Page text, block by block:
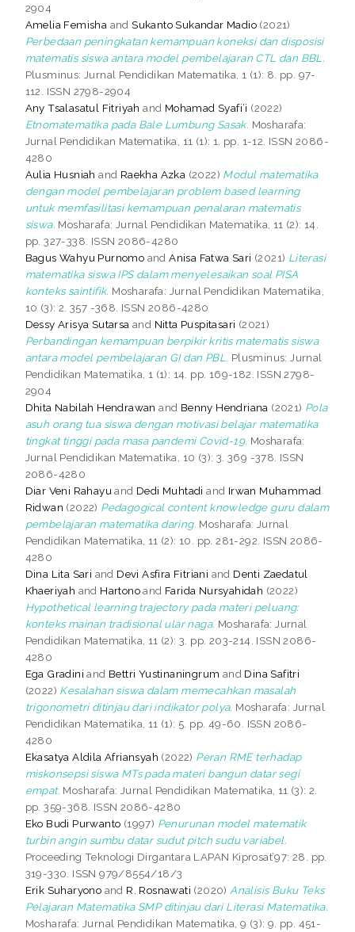
2904
Amelia Femisha andSukanto Sukandar Madio (2021)
Perbedaan peningkatan kemampuan koneksi dan disposisi
matematis siswa antara model pembelajaran CTL dan BBL.
Plusminus: Jurnal Pendidikan Matematika, 1 (1): 8. pp. 97-
112. ISSN 2798-2904
Any Tsalasatul Fitriyah and Mohamad Syafi’i (2022)
Etnomatematika pada Bale Lumbung Sasak. Mosharafa:
Jurnal Pendidikan Matematika, 11 (1): 1. pp. 1-12. ISSN 2086-
4280
Aulia Husniah and Raekha Azka (2022) Modul matematika
dengan model pembelajaran problem based learning
untuk memfasilitasi kemampuan penalaran matematis
siswa. Mosharafa: Jurnal Pendidikan Matematika, 11 (2): 14.
pp. 327-338. ISSN 2086-4280
Bagus Wahyu Purnomo andAnisa Fatwa Sari (2021) Literasi
matematika siswa IPS dalam menyelesaikan soal PISA
konteks saintifik. Mosharafa: Jurnal Pendidikan Matematika,
10 (3): 2. 357 -368. ISSN 2086-4280
Dessy Arisya Sutarsa and Nitta Puspitasari (2021)
Perbandingan kemampuan berpikir kritis matematis siswa
antara model pembelajaran GI dan PBL. Plusminus: Jurnal
Pendidikan Matematika, 1 (1): 14. pp. 169-182. ISSN 2798-
2904
Dhita Nabilah Hendrawan and Benny Hendriana (2021) Pola
asuh orang tua siswa dengan motivasi belajar matematika
tingkat tinggi pada masa pandemi Covid-19. Mosharafa:
Jurnal Pendidikan Matematika, 10 (3): 3. 369 -378. ISSN
2086-4280
Diar Veni Rahayu and Dedi Muhtadi and Irwan Muhammad
Ridwan (2022) Pedagogical content knowledge guru dalam
pembelajaran matematika daring. Mosharafa: Jurnal
Pendidikan Matematika, 11 (2): 10. pp. 281-292. ISSN 2086-
4280
Dina Lita Sari and Devi Asfira Fitriani and Denti Zaedatul
Khaeriyah and Hartonoand Farida Nursyahidah (2022)
Hypothetical learning trajectory pada materi peluang:
konteks mainan tradisional ular naga. Mosharafa: Jurnal
Pendidikan Matematika, 11 (2): 3. pp. 203-214. ISSN 2086-
4280
Ega Gradini and Bettri Yustinaningrum and Dina Safitri
(2022) Kesalahan siswa dalam memecahkan masalah
trigonometri ditinjau dari indikator polya. Mosharafa: Jurnal
Pendidikan Matematika, 11 (1): 5. pp. 49-60. ISSN 2086-
4280
Ekasatya Aldila Afriansyah (2022) Peran RME terhadap
miskonsepsi siswa MTs pada materi bangun datar segi
empat. Mosharafa: Jurnal Pendidikan Matematika, 11 (3): 2.
pp. 359-368. ISSN 2086-4280
Eko Budi Purwanto (1997) Penurunan model matematik
turbin angin sumbu datar sudut pitch sudu variabel.
Proceeding Teknologi Dirgantara LAPAN Kiprosat’97: 28. pp.
319-330. ISSN 979/8554/18/3
Erik Suharyono and R. Rosnawati (2020) Analisis Buku Teks
Pelajaran Matematika SMP ditinjau dari Literasi Matematika.
Mosharafa: Jurnal Pendidikan Matematika, 9 (3): 9. pp. 451-